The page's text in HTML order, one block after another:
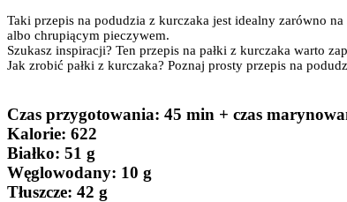
Taki przepis na podudzia z kurczaka jest idealny zarówno
albo chrupiącym pieczywem.
Szukasz inspiracji? Ten przepis na pałki z kurczaka warto
Jak zrobić pałki z kurczaka? Poznaj prosty przepis na
Czas przygotowania: 45 min + czas
Kalorie: 622
Białko: 51 g
Węglowodany: 10 g
Tłuszcze: 42 g